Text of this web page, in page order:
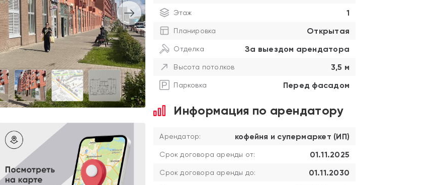
Этаж 1
Планировка Открытая
Отделка За выездом арендатора
Высота потолков 3,5 м
Парковка Перед фасадом
Информация по арендатору
Арендатор: кофейня и супермаркет (ИП)
Срок договора аренды от: 01.11.2025
Срок договора аренды до: 01.11.2030